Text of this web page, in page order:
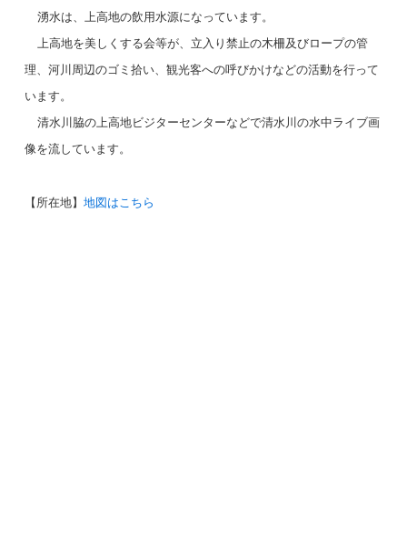
湧水は、上高地の飲用水源になっています。
上高地を美しくする会等が、立入り禁止の木柵及びロープの管
理、河川周辺のゴミ拾い、観光客への呼びかけなどの活動を行って
います。
清水川脇の上高地ビジターセンターなどで清水川の水中ライブ画
像を流しています。
【所在地】地図はこちら